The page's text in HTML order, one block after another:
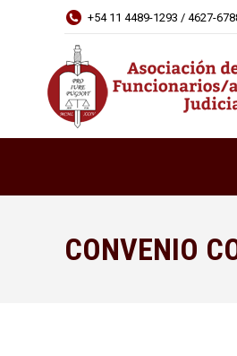
+54 11 4489-1293 / 4627-
CONVENIO